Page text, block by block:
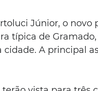
Júnior, o novo
típica de
cidade. A principal